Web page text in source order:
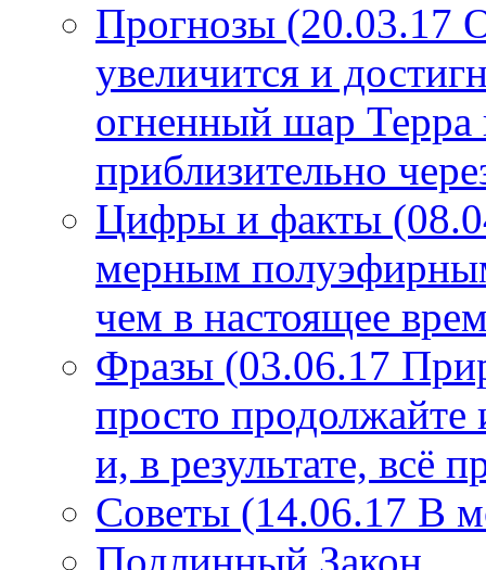
Прогнозы (20.03.17
увеличится и
огненный шар Терра
приблизительно
Цифры и факты
мерным
чем в настоящее
Фразы (03.06.17
просто продолжайте
и, в результате, всё
Советы (14.06.17 В